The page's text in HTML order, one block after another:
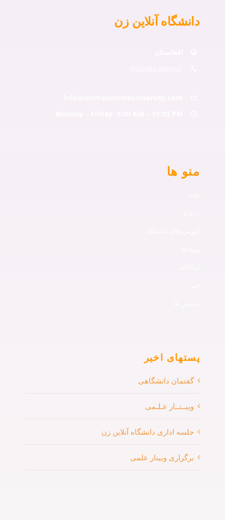
دانشگاه آنلاین زن
منو ها
پستهای اخیر
گفتمان دانشگاهی
ویبــنــار عـلـمی
جلسه اداری دانشگاه آنلاین زن
برگزاری وبینار علمی